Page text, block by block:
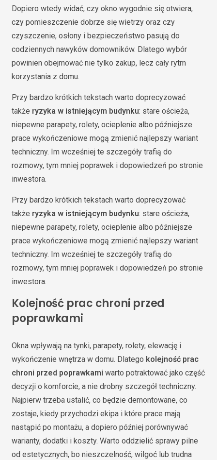
Dopiero wtedy widać, czy okno wygodnie się otwiera,
czy pomieszczenie dobrze się wietrzy oraz czy
czyszczenie, osłony i bezpieczeństwo pasują do
codziennych nawyków domowników. Dlatego wybór
powinien obejmować nie tylko zakup, lecz cały rytm
korzystania z domu.
Przy bardzo krótkich tekstach warto doprecyzować
także ryzyka w istniejącym budynku: stare ościeża,
niepewne parapety, rolety, ocieplenie albo późniejsze
prace wykończeniowe mogą zmienić najlepszy wariant
techniczny. Im wcześniej te szczegóły trafią do
rozmowy, tym mniej poprawek i dopowiedzeń po stronie
inwestora.
Przy bardzo krótkich tekstach warto doprecyzować
także ryzyka w istniejącym budynku: stare ościeża,
niepewne parapety, rolety, ocieplenie albo późniejsze
prace wykończeniowe mogą zmienić najlepszy wariant
techniczny. Im wcześniej te szczegóły trafią do
rozmowy, tym mniej poprawek i dopowiedzeń po stronie
inwestora.
Kolejność prac chroni przed
poprawkami
Okna wpływają na tynki, parapety, rolety, elewację i
wykończenie wnętrza w domu. Dlatego kolejność prac
chroni przed poprawkami warto potraktować jako część
decyzji o komforcie, a nie drobny szczegół techniczny.
Najpierw trzeba ustalić, co będzie demontowane, co
zostaje, kiedy przychodzi ekipa i które prace mają
nastąpić po montażu, a dopiero później porównywać
warianty, dodatki i koszty. Warto oddzielić sprawy pilne
od estetycznych, bo nieszczelność, wilgoć lub trudna